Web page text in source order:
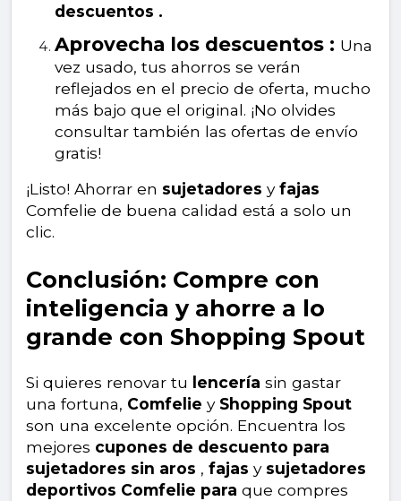
descuentos .
Aprovecha los descuentos : Una
vez usado, tus ahorros se verán
reflejados en el precio de oferta, mucho
más bajo que el original. ¡No olvides
consultar también las ofertas de envío
gratis!
¡Listo! Ahorrar en sujetadores yfajas
Comfelie de buena calidad está a solo un
clic.
Conclusión: Compre con
inteligencia y ahorre a lo
grande con Shopping Spout
Si quieres renovar tu lencería sin gastar
una fortuna, Comfelie y Shopping Spout
son una excelente opción. Encuentra los
mejores cupones de descuento para
sujetadores sin aros , fajas y sujetadores
deportivos Comfelie para que compres